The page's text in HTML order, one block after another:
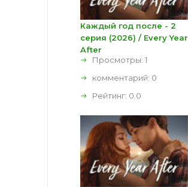
Каждый год после - 2
серия (2026) / Every Year
After
Просмотры: 1
комментарий: 0
Рейтинг: 0.0